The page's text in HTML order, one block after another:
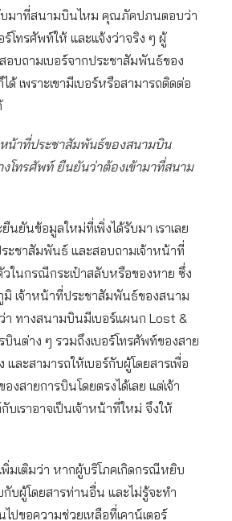
ลับมาที่สนามบินไหม คุณภัคปภนตอบว่า
โทรศัพท์ให้ และแจ้งว่าจริง ๆ ผู้
อบถามเบอร์จากประชาสัมพันธ์ของ
ด้ เพราะเขามีเบอร์หรือสามารถติดต่อ
หน้าที่ประชาสัมพันธ์ของสนามบิน
โทรศัพท์ ยืนยันว่าต้องเข้ามาที่สนาม
นยันข้อมูลใหม่ที่เพิ่งได้รับมา เราเลย
ระชาสัมพันธ์ และสอบถามเจ้าหน้าที่
ในกรณีกระเป๋าสลับหรือของหาย ซึ่ง
เจ้าหน้าที่ประชาสัมพันธ์ของสนาม
า ทางสนามบินมีเบอร์แผนก Lost &
บินต่าง ๆ รวมถึงเบอร์โทรศัพท์ของสาย
และสามารถให้เบอร์กับผู้โดยสารเพื่อ
งสายการบินโดยตรงได้เลย แต่เจ้า
เราอาจเป็นเจ้าหน้าที่ใหม่ จึงให้
มเติมว่า หากผู้บริโภคเกิดกรณีหยิบ
กับผู้โดยสารท่านอื่น และไม่รู้จะทำ
ไปขอความช่วยเหลือที่เคาน์เตอร์